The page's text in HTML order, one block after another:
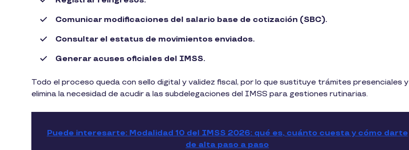
Comunicar modificaciones del salario base de cotización (SBC).
Consultar el estatus de movimientos enviados.
Generar acuses oficiales del IMSS.
Todo el proceso queda con sello digital y validez fiscal, por lo que sustituye trámites presenciales y
elimina la necesidad de acudir a las subdelegaciones del IMSS para gestiones rutinarias.
Puede interesarte: Modalidad 10 del IMSS 2026: qué es, cuánto cuesta y cómo darte
de alta paso a paso